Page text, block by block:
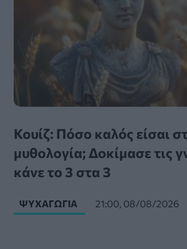
Κουίζ: Πόσο καλός είσαι
μυθολογία; Δοκίμασε τις
κάνε το 3 στα 3
ΨΥΧΑΓΩΓΊΑ 21:00, 08/08/2026